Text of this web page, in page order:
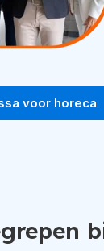
voor horeca